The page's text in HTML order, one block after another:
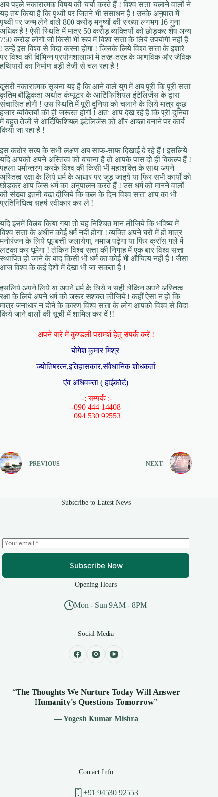
अब पहले नकारात्मक विषय की चर्चा करते हैं ! विश्व सत्ता चलाने वालों ने
यह तय किया है कि पृथ्वी पर जितने भी संसाधन हैं ! उनके अनुपात में
पृथ्वी पर जन्म लेने वाले 800 करोड़ मनुष्यों की संख्या लगभग 16 गुना
अधिक है ! ऐसी स्थिति में मात्र 50 करोड़ व्यक्तियों को छोड़कर शेष अन्य
750 करोड़ लोगों जो किसी भी रूप में विश्व सत्ता के लिये उपयोगी नहीं हैं
! उन्हें इस विश्व से विदा करना होगा ! जिसके लिये विश्व सत्ता के इशारे
पर विश्व की विभिन्न प्रयोगशालाओं में तरह-तरह के आणविक और जैविक
हथियारों का निर्माण बड़ी तेजी से चल रहा है !
दूसरी नकारात्मक सूचना यह है कि आने वाले युग में अब पूरी कि पूरी सत्ता
कृतिम बौद्धिकता अर्थात कंप्यूटर के आर्टिफिशियल इंटेलिजेंस के द्वारा
संचालित होगी ! उस स्थिति में पूरी दुनिया को चलाने के लिये मात्र कुछ
हजार व्यक्तियों की ही जरूरत होगी ! अतः आप देख रहे हैं कि पूरी दुनिया
में बहुत तेजी से आर्टिफिशियल इंटेलिजेंस को और अच्छा बनाने पर कार्य
किया जा रहा है !
इस कठोर सत्य के सभी लक्षण अब साफ-साफ दिखाई दे रहे हैं ! इसलिये
यदि आपको अपने अस्तित्व को बचाना है तो आपके पास दो ही विकल्प हैं !
पहला धर्मान्तरण करके विश्व की किसी भी महाशक्ति के साथ अपने
अस्तित्व रक्षा के लिये धर्म के आधार पर जुड़ जाइये या फिर सभी कार्यों को
छोड़कर आप जिस धर्म का अनुपालन करते हैं ! उस धर्म को मानने वालों
की संख्या इतनी बढ़ा दीजिये कि कल के दिन विश्व सत्ता आप का भी
प्रतिनिधित्व सहर्ष स्वीकार कर ले !
यदि इसमें विलंब किया गया तो यह निश्चित मान लीजिये कि भविष्य में
विश्व सत्ता के अधीन कोई धर्म नहीं होगा ! व्यक्ति अपने घरों में ही मात्र
मनोरंजन के लिये धूपबत्ती जलायेगा, नमाज पढ़ेगा या फिर क्रॉस गले में
लटका कर घूमेगा ! लेकिन विश्व सत्ता की निगाह में एक बार विश्व सत्ता
स्थापित हो जाने के बाद किसी भी धर्म का कोई भी औचित्य नहीं है ! जैसा
आज विश्व के कई देशों में देखा भी जा सकता है !
इसलिये अपने लिये या अपने धर्म के लिये न सही लेकिन अपने अस्तित्व
रक्षा के लिये अपने धर्म को जरूर सशक्त कीजिये ! कहीं ऐसा न हो कि
मात्र जनाधार न होने के कारण विश्व सत्ता के लोग आपको विश्व से विदा
किये जाने वालों की सूची में शामिल कर दें !!
अपने बारे में कुण्डली परामर्श हेतु संपर्क करें !
योगेश कुमार मिश्र
ज्योतिषरत्न,इतिहासकार,संवैधानिक शोधकर्ता
एंव अधिवक्ता ( हाईकोर्ट)
-: सम्पर्क :-
-090 444 14408
-094 530 92553
PREVIOUS NEXT
Subscribe to Latest News
Subscribe Now
Opening Hours
Mon - Sun 9AM - 8PM
Social Media
“The Thoughts We Nurture Today Will Answer
Humanity's Questions Tomorrow”
— Yogesh Kumar Mishra
Contact Info
+91 94530 92553